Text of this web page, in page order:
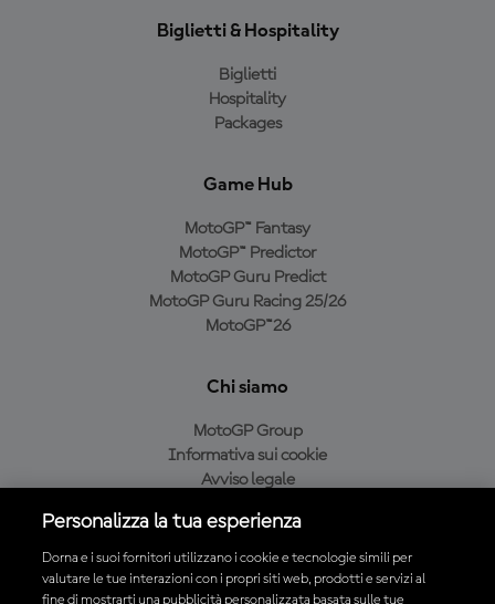
Biglietti & Hospitality
Biglietti
Hospitality
Packages
Game Hub
MotoGP™ Fantasy
MotoGP™ Predictor
MotoGP Guru Predict
MotoGP Guru Racing 25/26
MotoGP™26
Chi siamo
MotoGP Group
Informativa sui cookie
Avviso legale
Condizioni di acquisto
Personalizza la tua esperienza
Dorna e i suoi fornitori utilizzano i cookie e tecnologie simili per
valutare le tue interazioni con i propri siti web, prodotti e servizi al
fine di mostrarti una pubblicità personalizzata basata sulle tue